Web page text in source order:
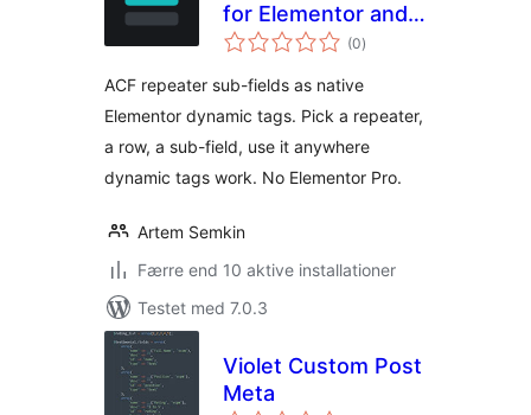
for Elementor and
ACF
(0totale
bedømmelser
)
ACF repeater sub-fields as native
Elementor dynamic tags. Pick a repeater,
a row, a sub-field, use it anywhere
dynamic tags work. No Elementor Pro.
Artem Semkin
Færre end 10 aktive installationer
Testet med 7.0.3
Violet Custom Post
Meta